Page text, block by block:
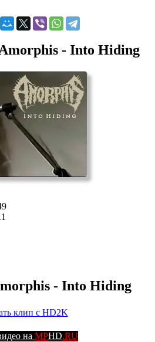
- Into Hiding
- Into Hiding
клип с HD2K
на MPHD.RU